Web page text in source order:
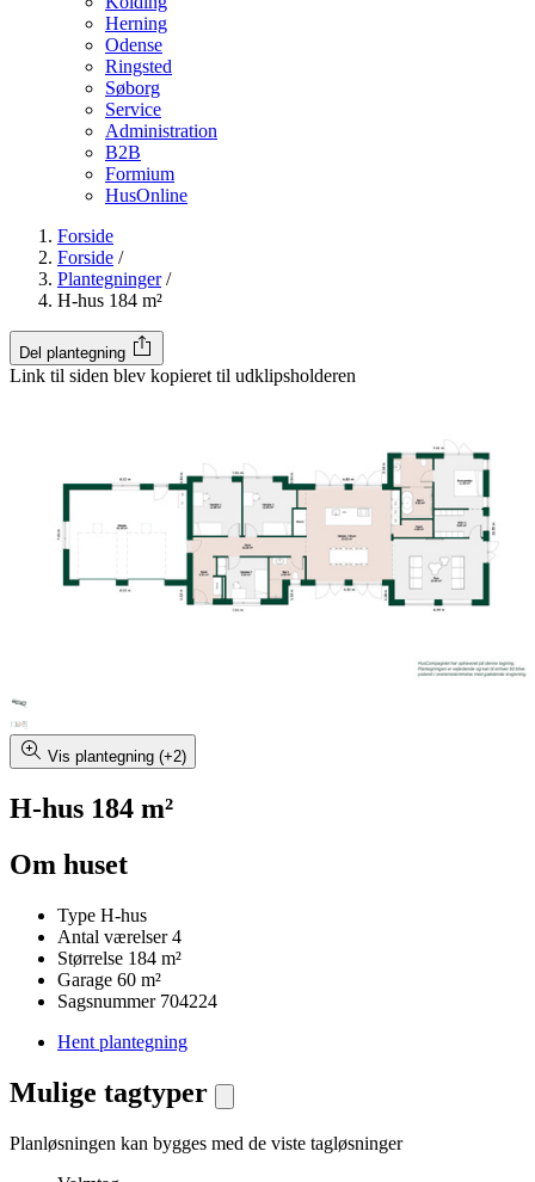
Herning
Odense
Ringsted
Søborg
Service
Administration
B2B
Formium
HusOnline
Forside
Forside /
Plantegninger /
H-hus 184 m²
Del plantegning
Link til siden blev kopieret til udklipsholderen
Vis plantegning (+2)
H-hus 184 m²
Om huset
Type H-hus
Antal værelser 4
Størrelse 184 m²
Garage 60 m²
Sagsnummer 704224
Hent plantegning
Mulige tagtyper
Planløsningen kan bygges med de viste tagløsninger